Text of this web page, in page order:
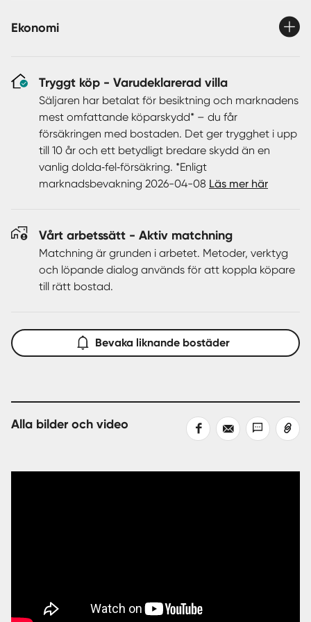
plats för lek och spring, och här väntar både lekstuga,
cykelförråd och förråd på att fyllas med äventyr.
En perfekt plats för barn att växa upp och minnen att
skapas – kontakta mäklaren redan idag eller anmäl ditt
intresse via länk!
Ekonomi
Tryggt köp - Varudeklarerad villa
Säljaren har betalat för besiktning och marknadens
mest omfattande köparskydd* – du får
försäkringen med bostaden. Det ger trygghet i upp
till 10 år och ett betydligt bredare skydd än en
vanlig dolda‑fel‑försäkring. *Enligt
marknadsbevakning 2026-04-08 Läs mer här
Vårt arbetssätt - Aktiv matchning
Matchning är grunden i arbetet. Metoder, verktyg
och löpande dialog används för att koppla köpare
till rätt bostad.
Bevaka liknande bostäder
Alla bilder och video
Dela
Dela
med
Dela
med
Kopiera
länk